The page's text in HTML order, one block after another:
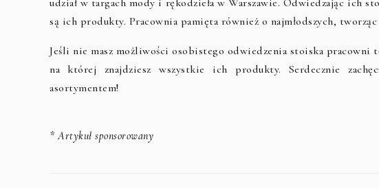
są ich produkty. Pracownia pamięta również o najmłodszych,
Jeśli nie masz możliwości osobistego odwiedzenia stoiska
na której znajdziesz wszystkie ich produkty. Serdecznie
asortymentem!
* Artykuł sponsorowany